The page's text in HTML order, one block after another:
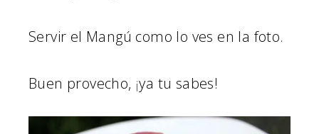
Servir el Mangú como lo ves en la foto.
Buen provecho, ¡ya tu sabes!